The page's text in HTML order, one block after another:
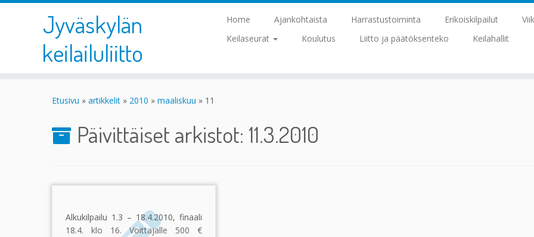
Jyväskylän
keilailuliitto
Home Ajankohtaista Harrastustoiminta Erikoiskilpailut
Keilaseurat
Koulutus Liitto ja päätöksenteko Keilahallit
Etusivu » artikkelit » 2010 » maaliskuu » 11
Päivittäiset arkistot: 11.3.2010
Alkukilpailu 1.3 – 18.4.2010, finaali
18.4. klo 16. Voittajalle 500 €